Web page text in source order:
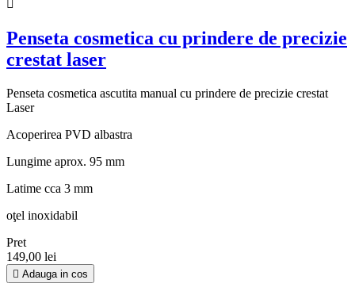

Penseta cosmetica cu prindere de precizie
crestat laser
Penseta cosmetica ascutita manual cu prindere de precizie crestat
Laser
Acoperirea PVD albastra
Lungime aprox. 95 mm
Latime cca 3 mm
oţel inoxidabil
Pret
149,00 lei
 Adauga in cos